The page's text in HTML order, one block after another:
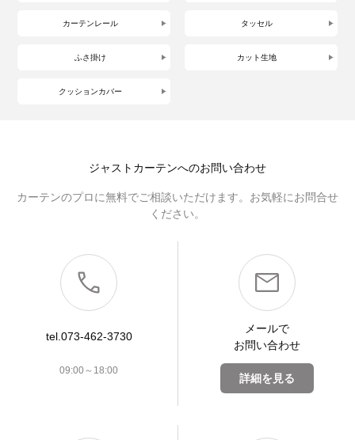
カーテンレール タッセル
ふさ掛け カット生地
クッションカバー
ジャストカーテンへのお問い合わせ
カーテンのプロに無料でご相談いただけます。お気軽にお問合せ
ください。
tel.073-462-3730
09:00～18:00
メールで
お問い合わせ
詳細を見る